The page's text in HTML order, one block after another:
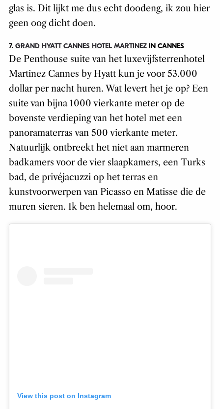
glas is. Dit lijkt me dus echt doodeng, ik zou hier
geen oog dicht doen.
7. GRAND HYATT CANNES HOTEL MARTINEZIN CANNES
De Penthouse suite van het luxevijfsterrenhotel
Martinez Cannes by Hyatt kun je voor 53.000
dollar per nacht huren. Wat levert het je op? Een
suite van bijna 1000 vierkante meter op de
bovenste verdieping van het hotel met een
panoramaterras van 500 vierkante meter.
Natuurlijk ontbreekt het niet aan marmeren
badkamers voor de vier slaapkamers, een Turks
bad, de privéjacuzzi op het terras en
kunstvoorwerpen van Picasso en Matisse die de
muren sieren. Ik ben helemaal om, hoor.
View this post on Instagram